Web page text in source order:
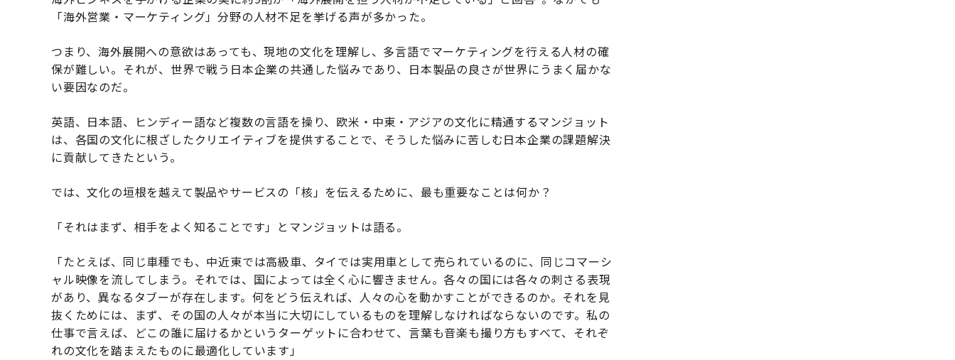
「海外営業・マーケティング」分野の人材不足を挙げる声が多かった。
つまり、海外展開への意欲はあっても、現地の文化を理解し、多言語でマーケティングを行える人材の確
保が難しい。それが、世界で戦う日本企業の共通した悩みであり、日本製品の良さが世界にうまく届かな
い要因なのだ。
英語、日本語、ヒンディー語など複数の言語を操り、欧米・中東・アジアの文化に精通するマンジョット
は、各国の文化に根ざしたクリエイティブを提供することで、そうした悩みに苦しむ日本企業の課題解決
に貢献してきたという。
では、文化の垣根を越えて製品やサービスの「核」を伝えるために、最も重要なことは何か？
「それはまず、相手をよく知ることです」とマンジョットは語る。
「たとえば、同じ車種でも、中近東では高級車、タイでは実用車として売られているのに、同じコマーシ
ャル映像を流してしまう。それでは、国によっては全く心に響きません。各々の国には各々の刺さる表現
があり、異なるタブーが存在します。何をどう伝えれば、人々の心を動かすことができるのか。それを見
抜くためには、まず、その国の人々が本当に大切にしているものを理解しなければならないのです。私の
仕事で言えば、どこの誰に届けるかというターゲットに合わせて、言葉も音楽も撮り方もすべて、それぞ
れの文化を踏まえたものに最適化しています」